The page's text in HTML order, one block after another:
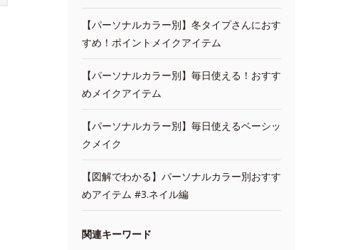
【パーソナルカラー別】冬タイプさんにおす
すめ！ポイントメイクアイテム
【パーソナルカラー別】毎日使える！おすす
めメイクアイテム
【パーソナルカラー別】毎日使えるベーシッ
クメイク
【図解でわかる】パーソナルカラー別おすす
めアイテム #3.ネイル編
関連キーワード